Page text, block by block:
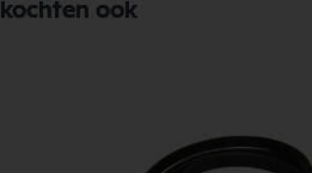
ook